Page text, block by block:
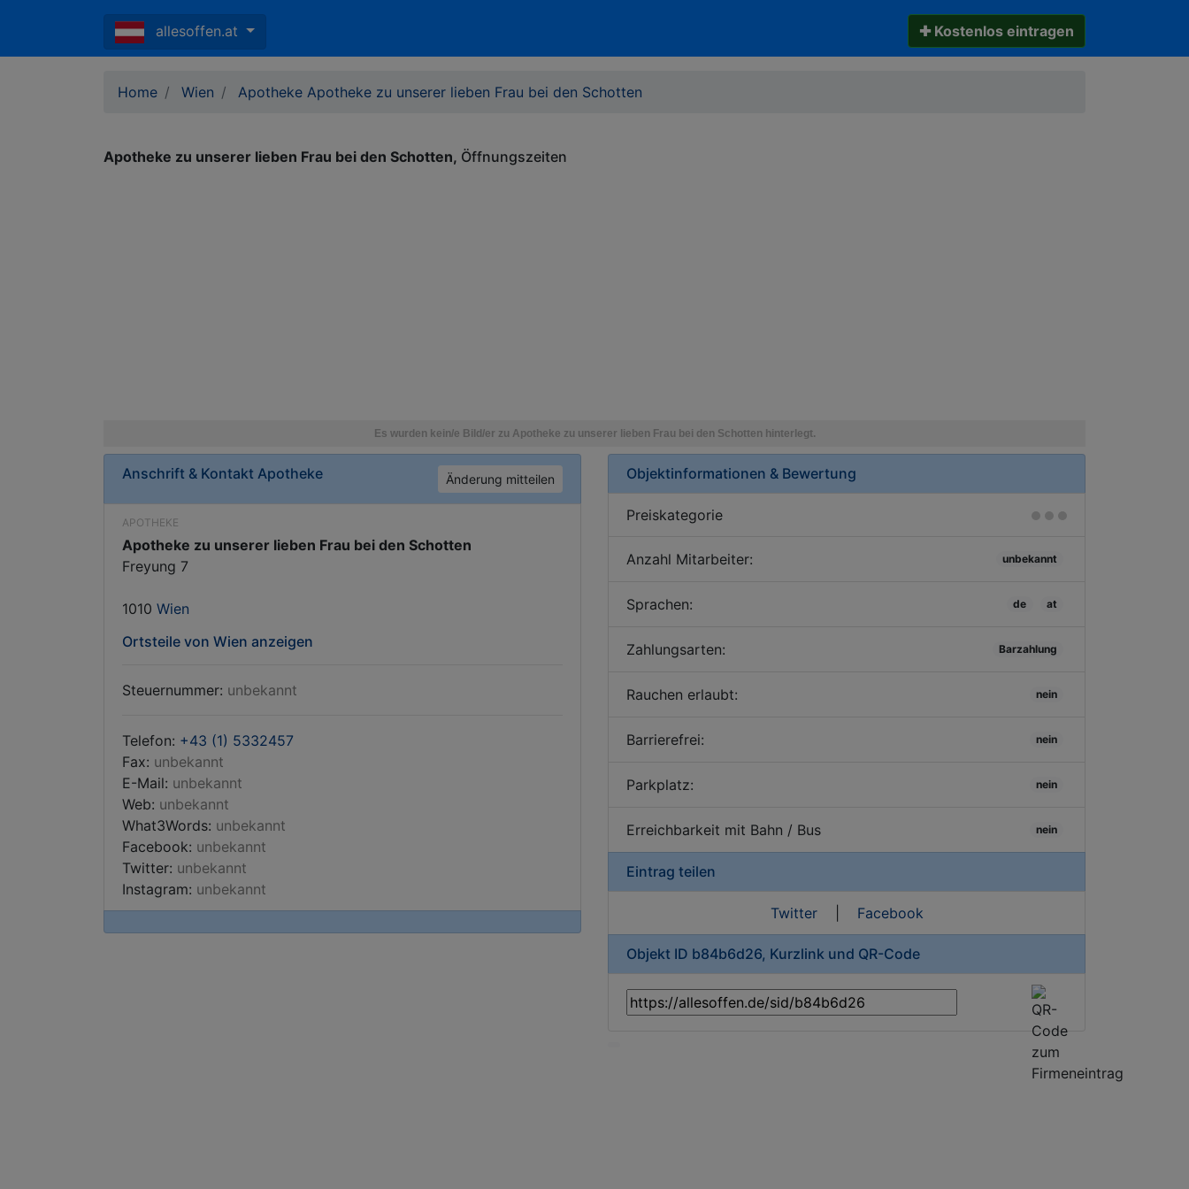
allesoffen.at ✚ Kostenlos eintragen
Home Wien Apotheke Apotheke zu unserer lieben Frau bei den Schotten
Apotheke zu unserer lieben Frau bei den Schotten Öffnungszeiten
Anschrift & Kontakt Apotheke Änderung mitteilen
APOTHEKE
Apotheke zu unserer lieben Frau bei den Schotten
Freyung 7
1010 Wien
Ortsteile von Wien anzeigen
Steuernummer: unbekannt
Telefon: +43 (1) 5332457
Fax: unbekannt
E-Mail: unbekannt
Web: unbekannt
What3Words: unbekannt
Facebook: unbekannt
Twitter: unbekannt
Instagram: unbekannt
Objektinformationen & Bewertung
Preiskategorie
Anzahl Mitarbeiter: unbekannt
Sprachen: de at
Zahlungsarten: Barzahlung
Rauchen erlaubt: nein
Barrierefrei: nein
Parkplatz: nein
Erreichbarkeit mit Bahn / Bus nein
Eintrag teilen
Twitter| Facebook
Objekt ID b84b6d26, Kurzlink und QR-Code